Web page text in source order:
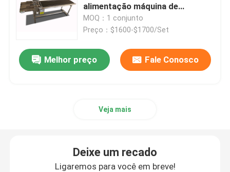
Máquina de Paging
Conveyor de impressora a jato de tinta
Imprimir Aplicar Sistemas de Rótulos
alimentação máquina de
correspondência com
impressora a jato de tinta
MOQ：1 conjunto
Preço：$1600-$1700/Set
Melhor preço Fale Conosco
Veja mais
Deixe um recado
Ligaremos para você em breve!